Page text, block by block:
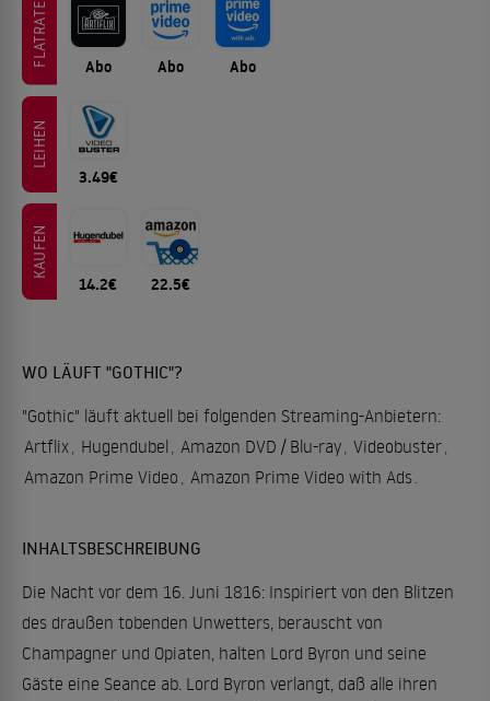
FLATRATE Abo Abo Abo
LEIHEN
3.49€
KAUFEN
14.2€ 22.5€
WO LÄUFT "GOTHIC"?
"Gothic" läuft aktuell bei folgenden Streaming-Anbietern:
Artflix Hugendubel Amazon DVD / Blu-ray Videobuster
Amazon Prime Video
Amazon Prime Video with Ads
INHALTSBESCHREIBUNG
Die Nacht vor dem 16. Juni 1816: Inspiriert von den Blitzen
des draußen tobenden Unwetters, berauscht von
Champagner und Opiaten, halten Lord Byron und seine
Gäste eine Seance ab. Lord Byron verlangt, daß alle ihren